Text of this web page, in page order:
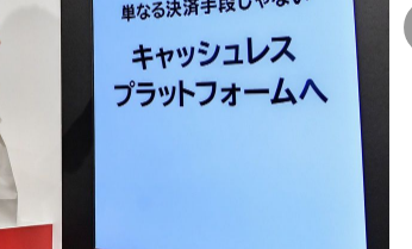
督...
もっと見る